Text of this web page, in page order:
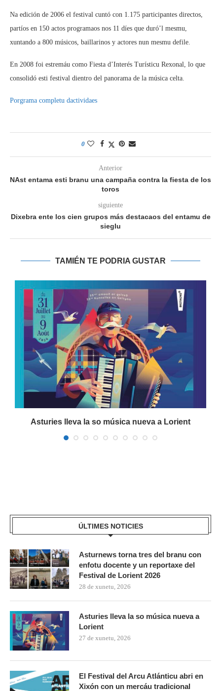
Na edición de 2006 el festival cuntó con 1.175 participantes directos,
partíos en 150 actos programaos nos 11 díes que duró’l mesmu,
xuntando a 800 músicos, baillarinos y actores nun mesmu defile.
En 2008 foi estremáu como Fiesta d’Interés Turísticu Rexonal, lo que
consolidó esti festival dientro del panorama de la música celta.
Porgrama completu dactividaes
0
Anterior
NAst entama esti branu una campaña contra la fiesta de los
toros
siguiente
Dixebra ente los cien grupos más destacaos del entamu de
sieglu
TAMIÉN TE PODRIA GUSTAR
Asturies lleva la so música nueva a Lorient
ÚLTIMES NOTICIES
Asturnews torna tres del branu con
enfotu docente y un reportaxe del
Festival de Lorient 2026
28 de xunetu, 2026
Asturies lleva la so música nueva a
Lorient
27 de xunetu, 2026
El Festival del Arcu Atlánticu abri en
Xixón con un mercáu tradicional